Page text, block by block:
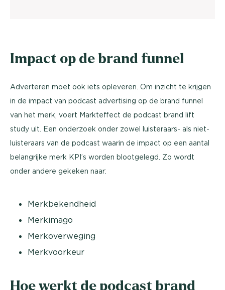
Impact op de brand funnel
Adverteren moet ook iets opleveren. Om inzicht te krijgen
in de impact van podcast advertising op de brand funnel
van het merk, voert Markteffect de podcast brand lift
study uit. Een onderzoek onder zowel luisteraars- als niet-
luisteraars van de podcast waarin de impact op een aantal
belangrijke merk KPI’s worden blootgelegd. Zo wordt
onder andere gekeken naar:
Merkbekendheid
Merkimago
Merkoverweging
Merkvoorkeur
Hoe werkt de podcast brand